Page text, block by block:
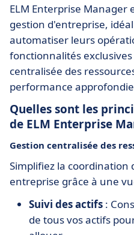
ELM Enterprise Manager
gestion d'entreprise,
automatiser leurs
fonctionnalités
centralisée des
performance
Quelles sont les
de ELM Enterprise
Gestion centralisée des
Simplifiez la coordination
entreprise grâce à une
Suivi des actifs :
de tous vos actifs